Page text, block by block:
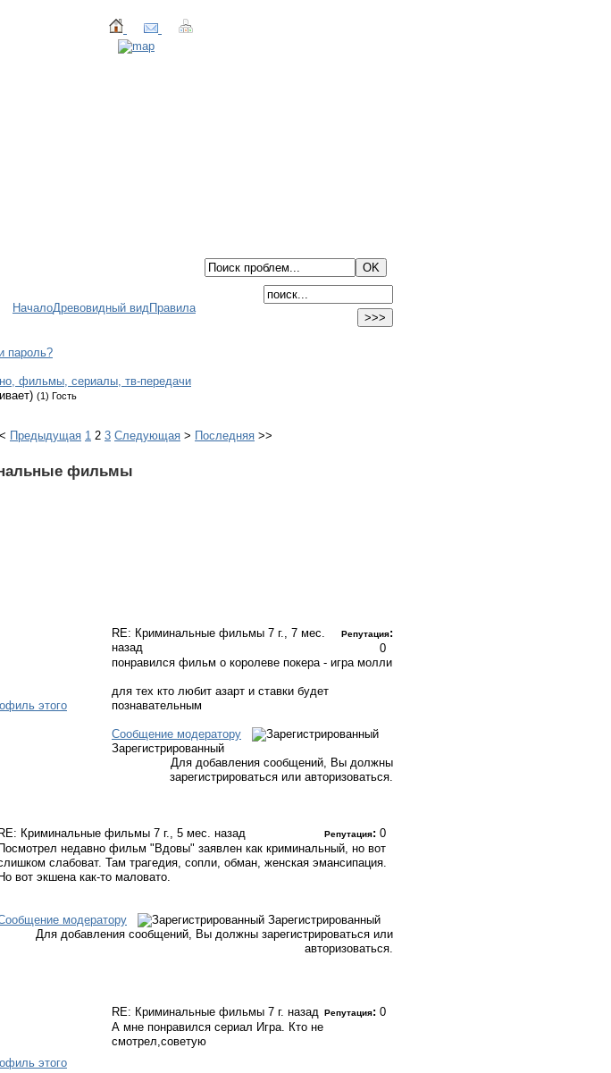
НачалоДревовидный видПравила
пароль?
фильмы, сериалы, тв-передачи
(1) Гость
< Предыдущая 1 2 3 Следующая > Последняя >>
фильмы
RE: Криминальные фильмы 7 г., 7 мес.
назад
Репутация:
0
понравился фильм о королеве покера - игра молли
для тех кто любит азарт и ставки будет
познавательным
Сообщение модератору
Зарегистрированный
Для добавления сообщений, Вы должны
зарегистрироваться или авторизоваться.
RE: Криминальные фильмы 7 г., 5 мес. назад Репутация: 0
Посмотрел недавно фильм "Вдовы" заявлен как криминальный, но вот
слабоват. Там трагедия, сопли, обман, женская эмансипация.
Но вот экшена как-то маловато.
модератору
Зарегистрированный
Для добавления сообщений, Вы должны зарегистрироваться или
авторизоваться.
RE: Криминальные фильмы 7 г. назад Репутация: 0
А мне понравился сериал Игра. Кто не
смотрел,советую